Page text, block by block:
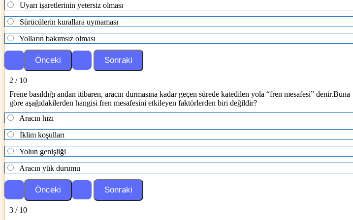
Uyarı işaretlerinin yetersiz olması
Sürücülerin kurallara uymaması
Yolların bakımsız olması
2 / 10
Frene basıldığı andan itibaren, aracın durmasına kadar geçen sürede katedilen yola “fren mesafesi” denir.Buna
göre aşağıdakilerden hangisi fren mesafesini etkileyen faktörlerden biri değildir?
Aracın hızı
İklim koşulları
Yolun genişliği
Aracın yük durumu
3 / 10